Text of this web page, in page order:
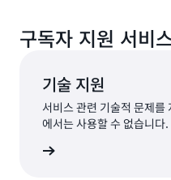
구독자 지원 서비
기술 지원
서비스 관련 기술적 문제
에서는 사용할 수 없습니다.